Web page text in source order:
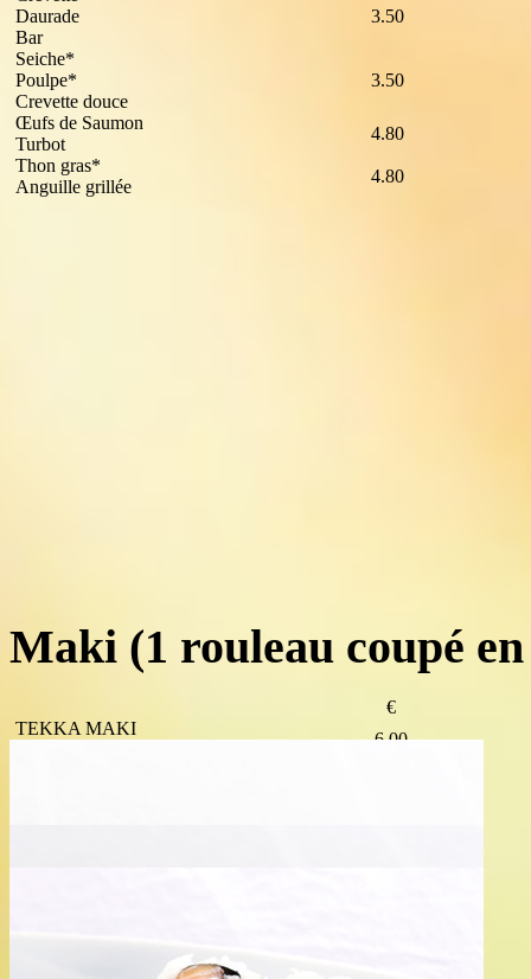
Daurade
Bar
3.50
Seiche*
Poulpe*
Crevette douce
3.50
Œufs de Saumon
Turbot
4.80
Thon gras*
Anguille grillée
4.80
Maki (1 rouleau coupé
€
TEKKA MAKI
6.00
6 pièces d’Œufs de Saumon